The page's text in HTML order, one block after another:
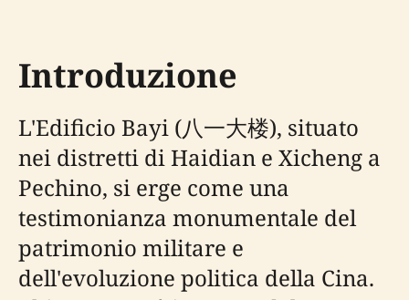
Introduzione
L'Edificio Bayi (八一大楼), situato
nei distretti di Haidian e Xicheng a
Pechino, si erge come una
testimonianza monumentale del
patrimonio militare e
dell'evoluzione politica della Cina.